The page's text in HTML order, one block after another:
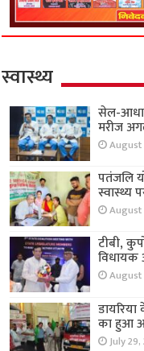
स्वास्थ्य
सेल-
मरीज
August
पतंजलि
स्वास्थ्य
August
टीबी,
विधायक
August
का हुआ
July